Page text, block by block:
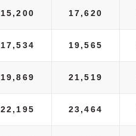
15,200 17,620
17,534 19,565
19,869 21,519
22,195 23,464